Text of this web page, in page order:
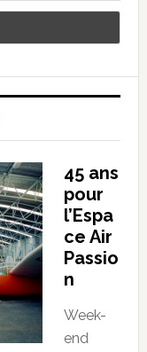
45 ans
pour
l’Espa
ce Air
Passio
n
Week-
end